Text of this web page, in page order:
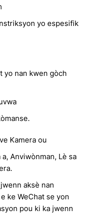
yo espesifik
yo nan kwen gòch
Kamera ou
Anviwònman, Lè sa
aksè nan
ke WeChat se yon
pou ki ka jwenn